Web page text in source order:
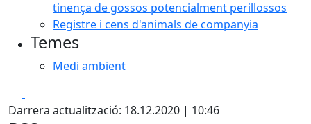
tinença de gossos potencialment perillossos
Registre i cens d'animals de companyia
Temes
Medi ambient
Darrera actualització: 18.12.2020 | 10:46